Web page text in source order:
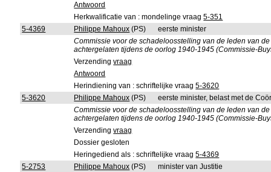
Antwoord
Herkwalificatie van : mondelinge vraag5-351
5-4369
Philippe Mahoux (PS)
eerste minister
Commissie voor de schadeloosstelling van de leden van
achtergelaten tijdens de oorlog 1940-1945 (Commissie-
Verzendingvraag
Antwoord
Herindiening van : schriftelijke vraag5-3620
5-3620
Philippe Mahoux (PS)
eerste minister, belast met de
Commissie voor de schadeloosstelling van de leden van
achtergelaten tijdens de oorlog 1940-1945 (Commissie-
Verzendingvraag
Dossier gesloten
Heringediend als : schriftelijke vraag5-4369
5-2753
Philippe Mahoux (PS)
minister van Justitie